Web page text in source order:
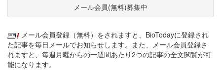
メール会員(無料)募集中
メール会員登録（無料）をされますと、BioTodayに登録され
た記事を毎日メールでお知らせします。また、メール会員登録さ
れますと、毎週月曜からの一週間あたり2つの記事の全文閲覧が可
能になります。